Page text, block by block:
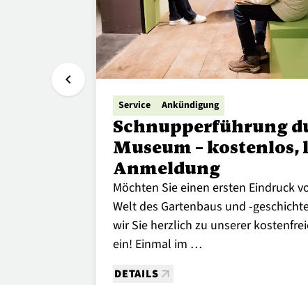
chevron_left
Service Ankündigung
Schnupperführung
Museum – kostenlos,
Anmeldung
Möchten Sie einen ersten Eindruck
Welt des Gartenbaus und -
wir Sie herzlich zu unserer
ein! Einmal im …
DETAILS